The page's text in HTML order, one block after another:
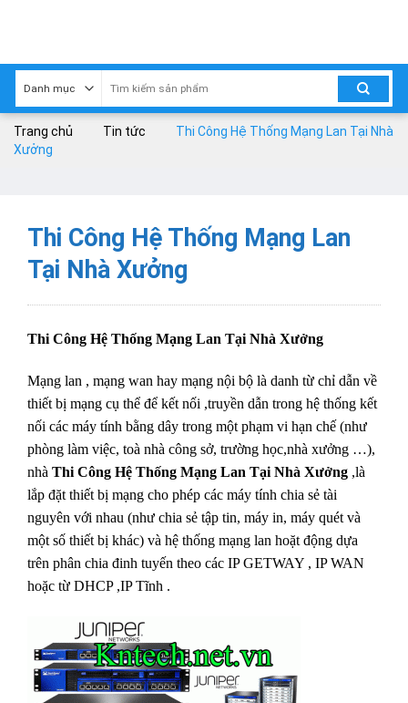
Trang chủ Tin tức
Thi Công Hệ Thống Mạng Lan Tại Nhà
Xưởng
Thi Công Hệ Thống Mạng Lan
Tại Nhà Xưởng
Thi Công Hệ Thống Mạng Lan Tại Nhà Xưởng
Mạng lan , mạng wan hay mạng nội bộ là danh từ chỉ dẫn về
thiết bị mạng cụ thể để kết nối ,truyền dẫn trong hệ thống kết
nối các máy tính bằng dây trong một phạm vi hạn chế (như
phòng làm việc, toà nhà công sở, trường học,nhà xưởng …),
nhà Thi Công Hệ Thống Mạng Lan Tại Nhà Xưởng ,là
lắp đặt thiết bị mạng cho phép các máy tính chia sẻ tài
nguyên với nhau (như chia sẻ tập tin, máy in, máy quét và
một số thiết bị khác) và hệ thống mạng lan hoặt động dựa
trên phân chia đinh tuyến theo các IP GETWAY , IP WAN
hoặc từ DHCP ,IP Tĩnh .